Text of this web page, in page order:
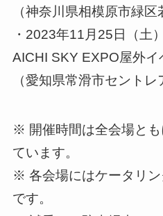
（神奈川県相模原市緑区
・2023年11月25日（土
AICHI SKY EXPO屋外イ
（愛知県常滑市セントレ
※ 開催時間は全会場と
ています。
※ 各会場にはケータリ
です。